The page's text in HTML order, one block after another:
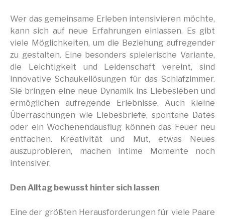
Wer das gemeinsame Erleben intensivieren möchte,
kann sich auf neue Erfahrungen einlassen. Es gibt
viele Möglichkeiten, um die Beziehung aufregender
zu gestalten. Eine besonders spielerische Variante,
die Leichtigkeit und Leidenschaft vereint, sind
innovative Schaukellösungen für das Schlafzimmer.
Sie bringen eine neue Dynamik ins Liebesleben und
ermöglichen aufregende Erlebnisse. Auch kleine
Überraschungen wie Liebesbriefe, spontane Dates
oder ein Wochenendausflug können das Feuer neu
entfachen. Kreativität und Mut, etwas Neues
auszuprobieren, machen intime Momente noch
intensiver.
Den Alltag bewusst hinter sich lassen
Eine der größten Herausforderungen für viele Paare